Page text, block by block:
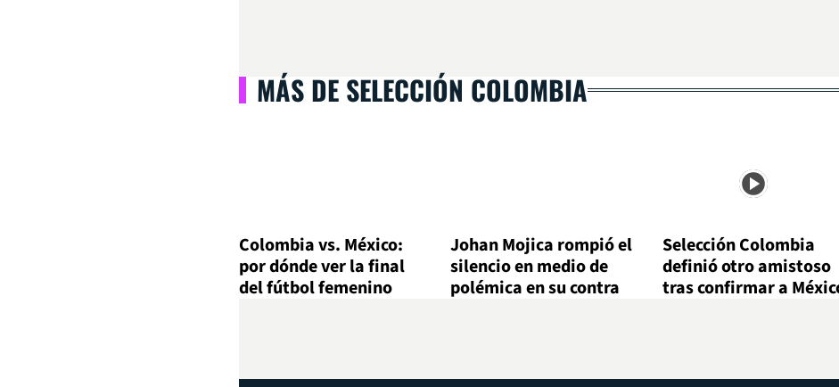
MÁS DE SELECCIÓN COLOMBIA
Colombia vs. México:
por dónde ver la final
del fútbol femenino
Johan Mojica rompió el
silencio en medio de
polémica en su contra
Selección Colombia
definió otro amistoso
tras confirmar a